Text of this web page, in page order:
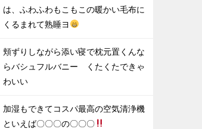
は、ふわふわもこもこの暖かい毛布に
くるまれて熟睡ヨ
頬ずりしながら添い寝で枕元置くんな
らバシュフルバニー くたくたできゃ
わいい
加湿もできてコスパ最高の空気清浄機
といえば〇〇〇の〇〇〇